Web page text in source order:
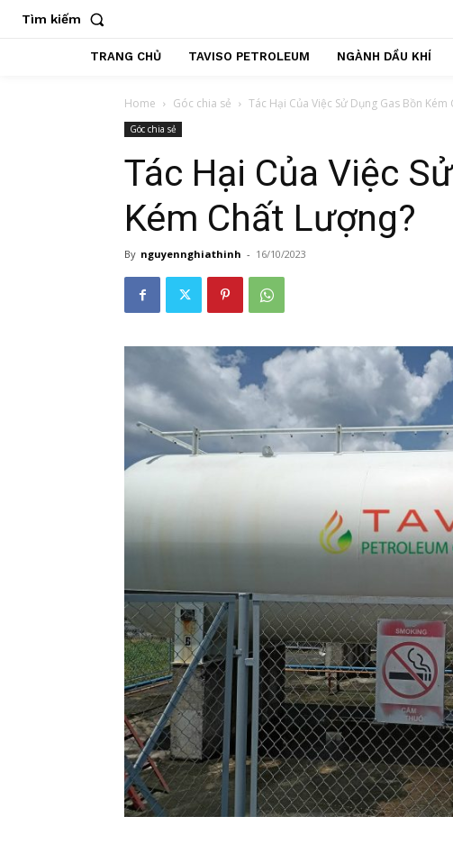
Tìm kiếm
TRANG CHỦ TAVISO PETROLEUM NGÀNH DẦU KHÍ
Home Góc chia sẻ Tác Hại Của Việc Sử Dụng Gas Bồn Kém
Góc chia sẻ
Tác Hại Của Việc
Kém Chất Lượng?
By nguyennghiathinh - 16/10/2023